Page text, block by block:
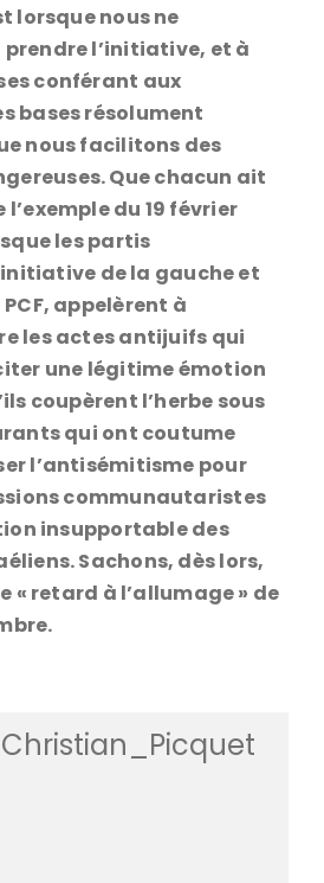
lorsque nous ne
prendre l’initiative, et à
conférant aux
bases résolument
nous facilitons des
Que chacun ait
du 19 février
les partis
de la gauche et
appelèrent à
les actes antijuifs qui
une légitime émotion
coupèrent l’herbe sous
qui ont coutume
l’antisémitisme pour
communautaristes
insupportable des
Sachons, dès lors,
« retard à l’allumage » de
Christian_Picquet